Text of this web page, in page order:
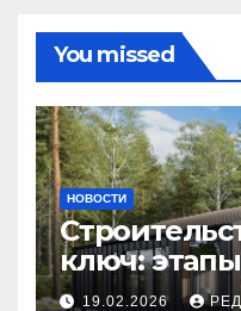
You missed
НОВОСТИ
ключ:
19.02.2026